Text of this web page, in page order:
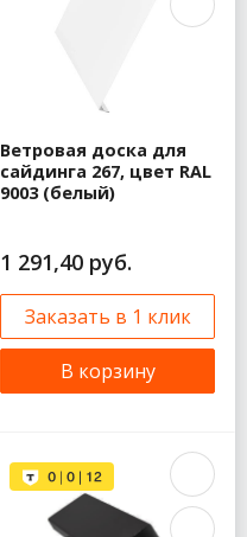
Ветровая доска для
сайдинга 267, цвет RAL
9003 (белый)
1 291,40 руб.
Заказать в 1 клик
В корзину